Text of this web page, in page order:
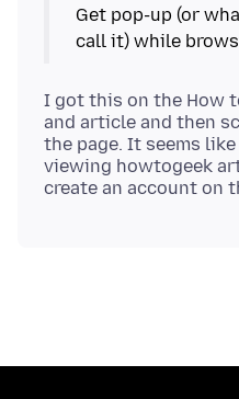
Get pop-up (or
I got this on the How
and article and then
the page. It seems
viewing howtogeek